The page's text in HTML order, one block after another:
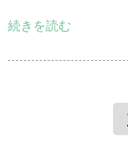
続きを読む